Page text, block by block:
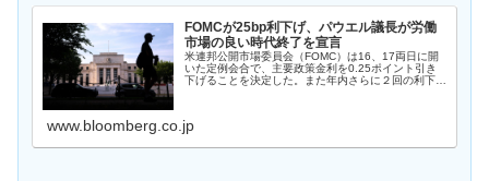
FOMCが25bp利下げ、パウエル議長が労働
市場の良い時代終了を宣言
米連邦公開市場委員会（FOMC）は16、17両日に開
いた定例会合で、主要政策金利を0.25ポイント引き
下げることを決定した。また年内さらに２回の利下げ
www.bloomberg.co.jp